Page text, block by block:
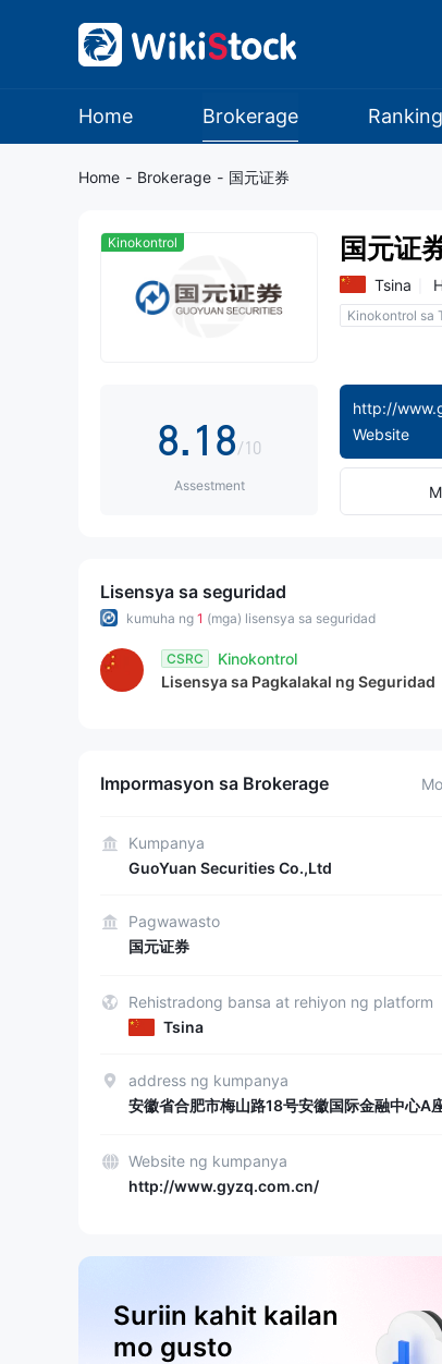
Home Brokerage Ranking
Home - Brokerage - 国元证券
Kinokontrol
0
1
3
4
5
8
9
.1
2
4
5
6
8
9
0
1
2
3
5
8
9
/10
Assestment
国元证
Tsina
Kinokontrol sa
http://
Website
Lisensya sa seguridad
kumuha ng 1 (mga) lisensya sa seguridad
CSRC
Kinokontrol
Lisensya sa Pagkalakal ng Seguridad
Impormasyon sa Brokerage
Kumpanya
GuoYuan Securities Co.,Ltd
Pagwawasto
国元证券
Rehistradong bansa at rehiyon ng platform
Tsina
address ng kumpanya
安徽省合肥市梅山路18号安徽国际金融中心A
Website ng kumpanya
http://www.gyzq.com.cn/
Suriin kahit kailan
mo gusto